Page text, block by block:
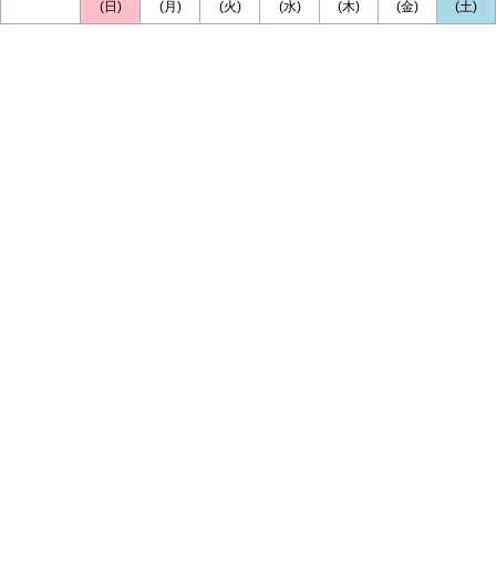
(日)
(月)
(火)
(水)
(木)
(金)
(土)